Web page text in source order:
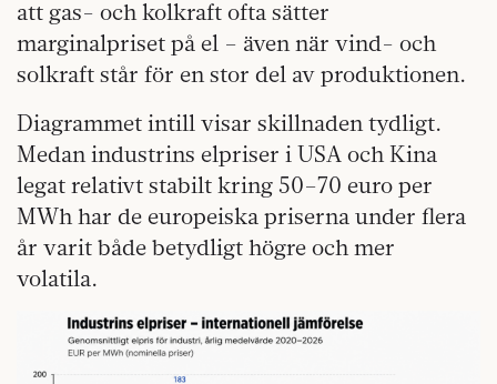
att gas- och kolkraft ofta sätter
marginalpriset på el – även när vind- och
solkraft står för en stor del av produktionen.
Diagrammet intill visar skillnaden tydligt.
Medan industrins elpriser i USA och Kina
legat relativt stabilt kring 50–70 euro per
MWh har de europeiska priserna under flera
år varit både betydligt högre och mer
volatila.